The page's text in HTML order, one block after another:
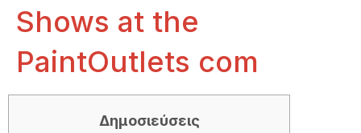
Shows at the
PaintOutlets com
Δημοσιεύσεις